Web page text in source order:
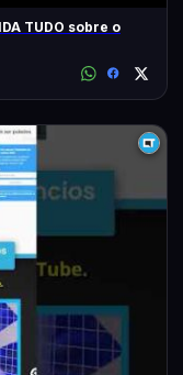
TUDO sobre o